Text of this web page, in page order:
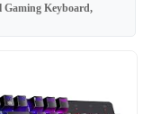
Gaming Keyboard,